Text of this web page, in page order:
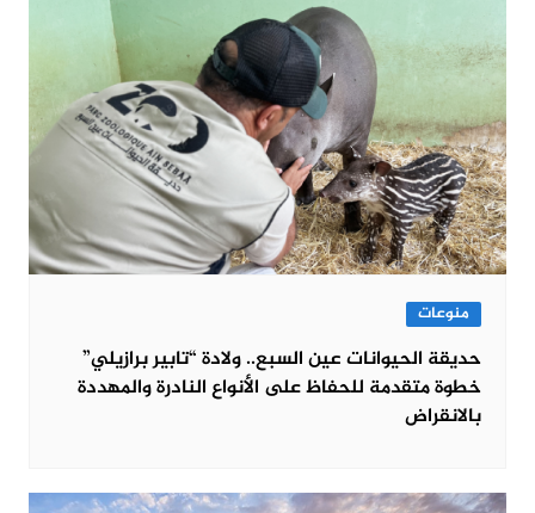
منوعات
حديقة الحيوانات عين السبع.. ولادة “تابير برازيلي”
خطوة متقدمة للحفاظ على الأنواع النادرة والمهددة
بالانقراض